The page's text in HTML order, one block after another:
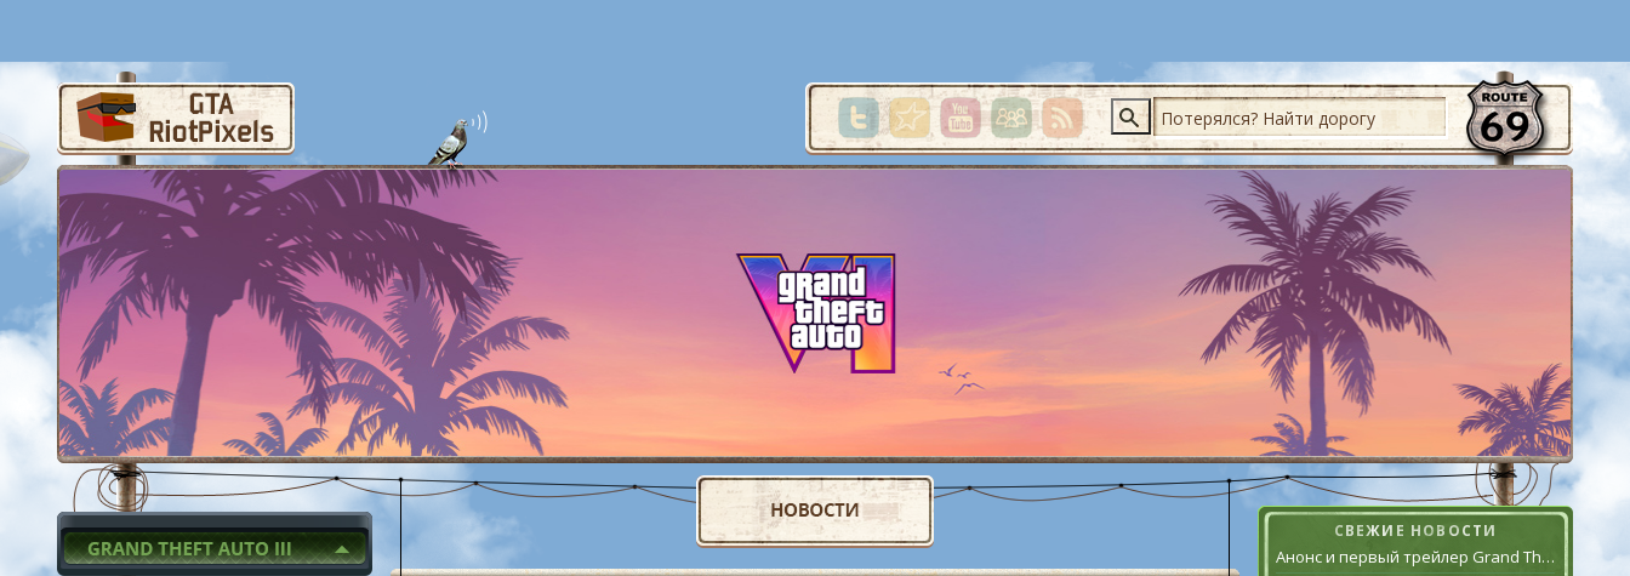
Поиск
СВЕЖИЕ НОВОСТИ
Анонс и первый трейлер Grand Theft Auto VI